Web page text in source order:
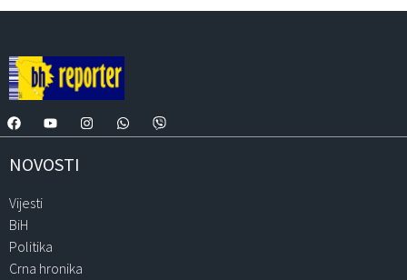
NOVOSTI
Vijesti
BiH
Politika
Crna hronika